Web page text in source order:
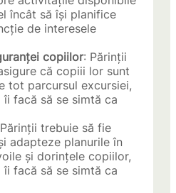
încât să își planifice
de interesele
copiilor: Părinții
că copiii lor sunt
tot parcursul excursiei,
facă să se simtă ca
trebuie să fie
adapteze planurile în
și dorințele copiilor,
facă să se simtă ca